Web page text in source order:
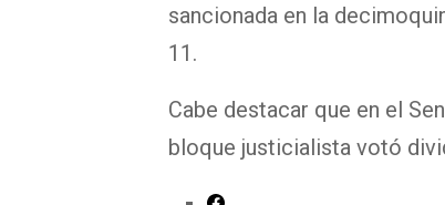
sancionada en la
11.
Cabe destacar que en el
bloque justicialista votó